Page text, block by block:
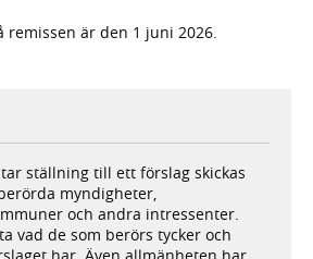
remissen är den 1 juni 2026.
ställning till ett förslag skickas
myndigheter,
och andra intressenter.
vad de som berörs tycker och